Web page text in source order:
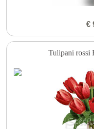
€
Tulipani rossi